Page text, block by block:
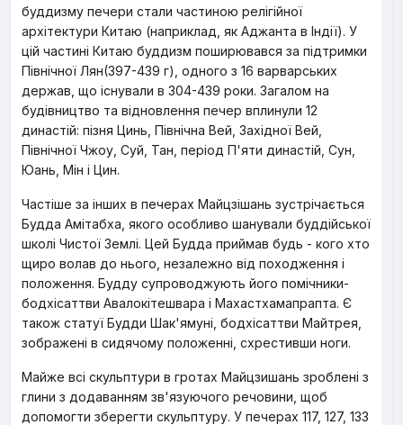
буддизму печери стали частиною релігійної
архітектури Китаю (наприклад, як Аджанта в Індії). У
цій частині Китаю буддизм поширювався за підтримки
Північної Лян(397-439 г), одного з 16 варварських
держав, що існували в 304-439 роки. Загалом на
будівництво та відновлення печер вплинули 12
династій: пізня Цинь, Північна Вей, Західної Вей,
Північної Чжоу, Суй, Тан, період П'яти династій, Сун,
Юань, Мін і Цин.
Частіше за інших в печерах Майцзішань зустрічається
Будда Амітабха, якого особливо шанували буддійської
школі Чистої Землі. Цей Будда приймав будь - кого хто
щиро волав до нього, незалежно від походження і
положення. Будду супроводжують його помічники-
бодхісаттви Авалокітешвара і Махастхамапрапта. Є
також статуї Будди Шак'ямуні, бодхісаттви Майтрея,
зображені в сидячому положенні, схрестивши ноги.
Майже всі скульптури в гротах Майцзишань зроблені з
глини з додаванням зв'язуючого речовини, щоб
допомогти зберегти скульптуру. У печерах 117, 127, 133